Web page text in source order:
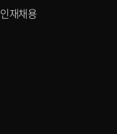
인재채용